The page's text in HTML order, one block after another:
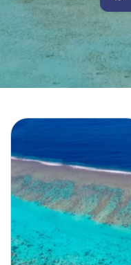
Vol ULM Bourail - min